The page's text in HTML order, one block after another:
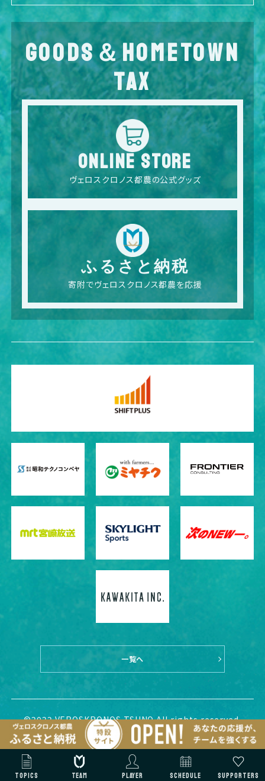
GOODS＆HOMETOWN
TAX
ONLINE STORE
ヴェロスクロノス都農の公式グッズ
ふるさと納税
寄附でヴェロスクロノス都農を応援
一覧へ
©2022 VEROSKRONOS TSUNO All rights reserved.
TOPICS TEAM PLAYER SCHEDULE SUPPORTERS